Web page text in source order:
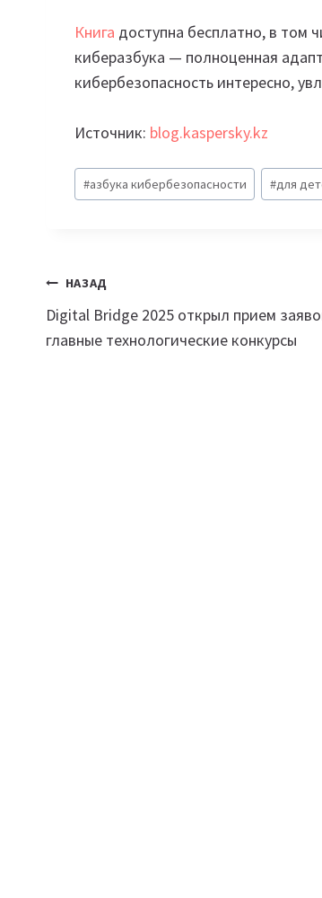
Книга доступна бесплатно, в том
киберазбука — полноценная
кибербезопасность интересно,
Источник: blog.kaspersky.kz
Метки
записи:
#азбука кибербезопасности #для
Навигация
по
НАЗАД
Digital Bridge 2025 открыл прием
главные технологические конкурсы